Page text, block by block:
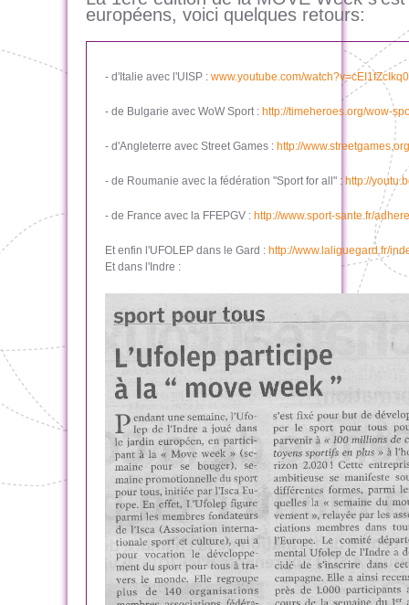
européens, voici quelques retours:
- d'Italie avec l'UISP : www.youtube.com/
- de Bulgarie avec WoW Sport : http://timeheroes.org/wow-
- d'Angleterre avec Street Games : http://
- de Roumanie avec la fédération "Sport for all" : http://
- de France avec la FFEPGV : http://www.sport-sante.fr/
Et enfin l'UFOLEP dans le Gard : http://www.laliguegard.fr/
Et dans l'Indre :